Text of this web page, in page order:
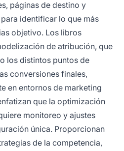
páginas de destino y
identificar lo que más
objetivo. Los libros
de atribución, que
los distintos puntos de
conversiones finales,
en entornos de marketing
que la optimización
monitoreo y ajustes
única. Proporcionan
de la competencia,